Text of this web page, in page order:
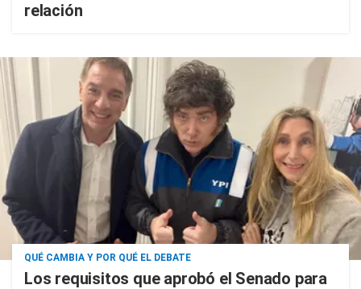
relación
QUÉ CAMBIA Y POR QUÉ EL DEBATE
Los requisitos que aprobó el Senado para